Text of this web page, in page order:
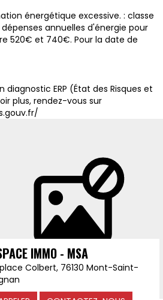
énergétique excessive. : classe
annuelles d'énergie pour
520€ et 740€. Pour la date de
diagnostic ERP (État des Risques et
plus, rendez-vous sur
IMMO - MSA
Colbert, 76130 Mont-Saint-